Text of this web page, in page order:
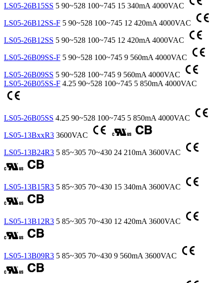
LS05-26B15SS 5 90~528 100~745 15 340mA 4000VAC
LS05-26B12SS-F 5 90~528 100~745 12 420mA 4000VAC
LS05-26B12SS 5 90~528 100~745 12 420mA 4000VAC
LS05-26B09SS-F 5 90~528 100~745 9 560mA 4000VAC
LS05-26B09SS 5 90~528 100~745 9 560mA 4000VAC
LS05-26B05SS-F 4.25 90~528 100~745 5 850mA 4000VAC
LS05-26B05SS 4.25 90~528 100~745 5 850mA 4000VAC
LS05-13BxxR3 3600VAC
LS05-13B24R3 5 85~305 70~430 24 210mA 3600VAC
LS05-13B15R3 5 85~305 70~430 15 340mA 3600VAC
LS05-13B12R3 5 85~305 70~430 12 420mA 3600VAC
LS05-13B09R3 5 85~305 70~430 9 560mA 3600VAC